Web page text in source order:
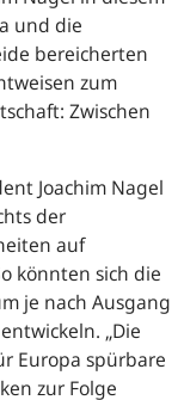
und die
bereicherten
zum
Zwischen
Joachim Nagel
der
auf
könnten sich die
je nach Ausgang
Die
Europa spürbare
zur Folge